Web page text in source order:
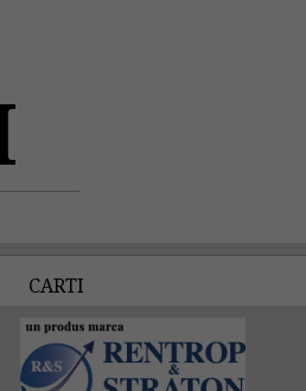
CARTI